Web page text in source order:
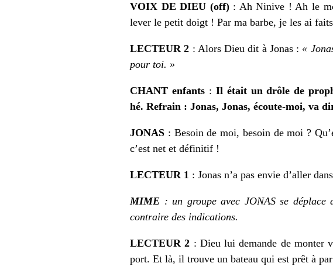
VOIX DE DIEU (off): Ah Ninive ! Ah le
lever le petit doigt ! Par ma barbe, je les ai
LECTEUR 2 : Alors Dieu dit à Jonas : «
pour toi. »
CHANT enfants : Il était un drôle de
hé. Refrain : Jonas, Jonas, écoute-moi, va
JONAS : Besoin de moi, besoin de moi ?
c’est net et définitif !
LECTEUR 1 : Jonas n’a pas envie d’aller
MIME : un groupe avec JONAS se déplace
contraire des indications.
LECTEUR 2 : Dieu lui demande de monter
port. Et là, il trouve un bateau qui est prêt à